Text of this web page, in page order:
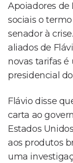
Apoiadores
sociais o
senador à
aliados de
novas tarifas
presidencial
Flávio disse
carta ao
Estados
aos produtos
uma